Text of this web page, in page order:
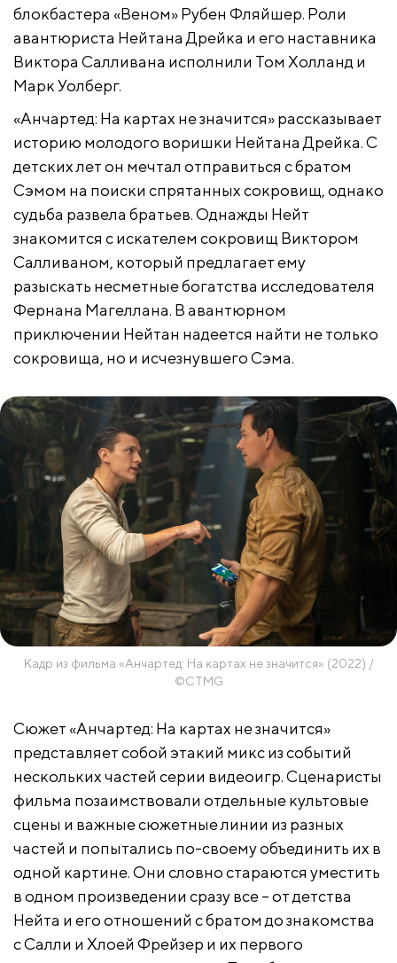
блокбастера «Веном» Рубен Фляйшер. Роли
авантюриста Нейтана Дрейка и его наставника
Виктора Салливана исполнили Том Холланд и
Марк Уолберг.
«Анчартед: На картах не значится» рассказывает
историю молодого воришки Нейтана Дрейка. С
детских лет он мечтал отправиться с братом
Сэмом на поиски спрятанных сокровищ, однако
судьба развела братьев. Однажды Нейт
знакомится с искателем сокровищ Виктором
Салливаном, который предлагает ему
разыскать несметные богатства исследователя
Фернана Магеллана. В авантюрном
приключении Нейтан надеется найти не только
сокровища, но и исчезнувшего Сэма.
Кадр из фильма «Анчартед: На картах не значится» (2022) /
©CTMG
Сюжет «Анчартед: На картах не значится»
представляет собой этакий микс из событий
нескольких частей серии видеоигр. Сценаристы
фильма позаимствовали отдельные культовые
сцены и важные сюжетные линии из разных
частей и попытались по-своему объединить их в
одной картине. Они словно стараются уместить
в одном произведении сразу все – от детства
Нейта и его отношений с братом до знакомства
с Салли и Хлоей Фрейзер и их первого